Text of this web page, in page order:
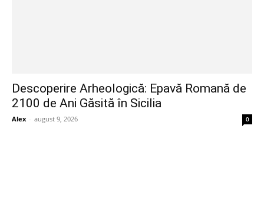
Descoperire Arheologică: Epavă Romană de
2100 de Ani Găsită în Sicilia
Alex - august 9, 2026 0